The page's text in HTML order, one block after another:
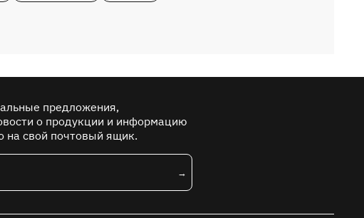
предложения,
о продукции и информацию
на свой почтовый ящик.